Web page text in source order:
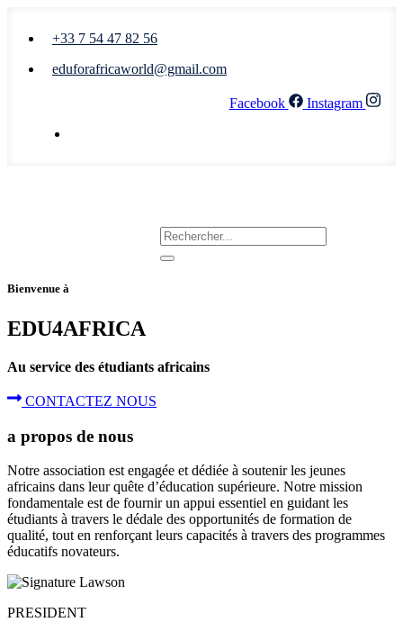
+33 7 54 47 82 56
eduforafricaworld@gmail.com
Facebook
Instagram
Bienvenue à
EDU4AFRICA
Au service des étudiants africains
CONTACTEZ NOUS
a propos de nous
Notre association est engagée et dédiée à soutenir les jeunes
africains dans leur quête d’éducation supérieure. Notre mission
fondamentale est de fournir un appui essentiel en guidant les
étudiants à travers le dédale des opportunités de formation de
qualité, tout en renforçant leurs capacités à travers des programmes
éducatifs novateurs.
PRESIDENT